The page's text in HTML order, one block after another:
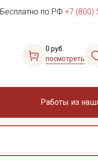
Бесплатно по РФ +7 (800)
0 руб.
посмотреть
Работы из